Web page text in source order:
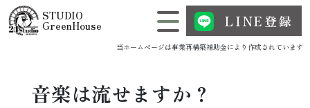
コンテンツへスキップ
メインナビゲーション
STUDIO
GreenHouse LINE登録
当ホームページは事業再構築補助金により作成されています
音楽は流せますか？